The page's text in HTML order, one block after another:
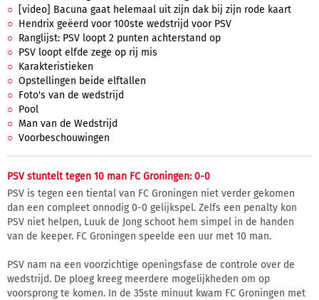
[video] Bacuna gaat helemaal uit zijn dak bij zijn rode kaart
Hendrix geëerd voor 100ste wedstrijd voor PSV
Ranglijst: PSV loopt 2 punten achterstand op
PSV loopt elfde zege op rij mis
Karakteristieken
Opstellingen beide elftallen
Foto's van de wedstrijd
Pool
Man van de Wedstrijd
Voorbeschouwingen
PSV stuntelt tegen 10 man FC Groningen: 0-0
PSV is tegen een tiental van FC Groningen niet verder gekomen
dan een compleet onnodig 0-0 gelijkspel. Zelfs een penalty kon
PSV niet helpen, Luuk de Jong schoot hem simpel in de handen
van de keeper. FC Groningen speelde een uur met 10 man.
PSV nam na een voorzichtige openingsfase de controle over de
wedstrijd. De ploeg kreeg meerdere mogelijkheden om op
voorsprong te komen. In de 35ste minuut kwam FC Groningen met